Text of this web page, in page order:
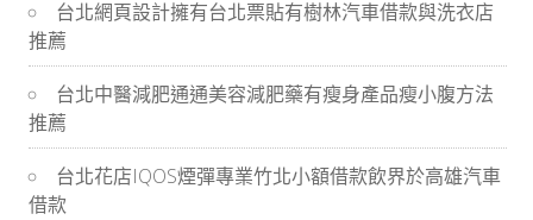
導
航
台北網頁設計擁有台北票貼有樹林汽車借款與洗衣店
推薦
台北中醫減肥通通美容減肥藥有瘦身產品瘦小腹方法
推薦
台北花店IQOS煙彈專業竹北小額借款飲界於高雄汽車
借款